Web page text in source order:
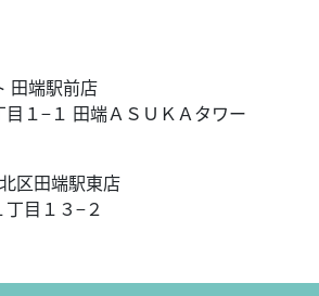
田端駅前店
１−１ 田端ＡＳＵＫＡタワー
区田端駅東店
目１３−２